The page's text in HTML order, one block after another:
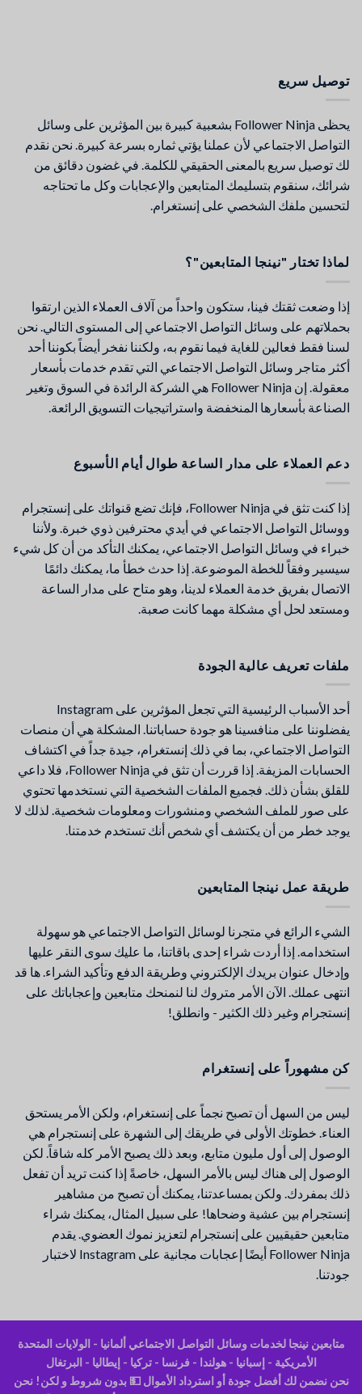
توصيل سريع
يحظى Follower Ninja بشعبية كبيرة بين المؤثرين على وسائل
التواصل الاجتماعي لأن عملنا يؤتي ثماره بسرعة كبيرة. نحن نقدم
لك توصيل سريع بالمعنى الحقيقي للكلمة. في غضون دقائق من
شرائك، سنقوم بتسليمك المتابعين والإعجابات وكل ما تحتاجه
لتحسين ملفك الشخصي على إنستغرام.
لماذا تختار "نينجا المتابعين"؟
إذا وضعت ثقتك فينا، ستكون واحداً من آلاف العملاء الذين ارتقوا
بحملاتهم على وسائل التواصل الاجتماعي إلى المستوى التالي. نحن
لسنا فقط فعالين للغاية فيما نقوم به، ولكننا نفخر أيضاً بكوننا أحد
أكثر متاجر وسائل التواصل الاجتماعي التي تقدم خدمات بأسعار
معقولة. إن Follower Ninja هي الشركة الرائدة في السوق وتغير
الصناعة بأسعارها المنخفضة واستراتيجيات التسويق الرائعة.
دعم العملاء على مدار الساعة طوال أيام الأسبوع
إذا كنت تثق في Follower Ninja، فإنك تضع قنواتك على إنستجرام
ووسائل التواصل الاجتماعي في أيدي محترفين ذوي خبرة. ولأننا
خبراء في وسائل التواصل الاجتماعي، يمكنك التأكد من أن كل شيء
سيسير وفقاً للخطة الموضوعة. إذا حدث خطأ ما، يمكنك دائمًا
الاتصال بفريق خدمة العملاء لدينا، وهو متاح على مدار الساعة
ومستعد لحل أي مشكلة مهما كانت صعبة.
ملفات تعريف عالية الجودة
أحد الأسباب الرئيسية التي تجعل المؤثرين على Instagram
يفضلوننا على منافسينا هو جودة حساباتنا. المشكلة هي أن منصات
التواصل الاجتماعي، بما في ذلك إنستغرام، جيدة جداً في اكتشاف
الحسابات المزيفة. إذا قررت أن تثق في Follower Ninja، فلا داعي
للقلق بشأن ذلك. فجميع الملفات الشخصية التي نستخدمها تحتوي
على صور للملف الشخصي ومنشورات ومعلومات شخصية. لذلك لا
يوجد خطر من أن يكتشف أي شخص أنك تستخدم خدمتنا.
طريقة عمل نينجا المتابعين
الشيء الرائع في متجرنا لوسائل التواصل الاجتماعي هو سهولة
استخدامه. إذا أردت شراء إحدى باقاتنا، ما عليك سوى النقر عليها
وإدخال عنوان بريدك الإلكتروني وطريقة الدفع وتأكيد الشراء. ها قد
انتهى عملك. الآن الأمر متروك لنا لنمنحك متابعين وإعجاباتك على
إنستجرام وغير ذلك الكثير - وانطلق!
كن مشهوراً على إنستغرام
ليس من السهل أن تصبح نجماً على إنستغرام، ولكن الأمر يستحق
العناء. خطوتك الأولى في طريقك إلى الشهرة على إنستجرام هي
الوصول إلى أول مليون متابع، وبعد ذلك يصبح الأمر كله شاقاً. لكن
الوصول إلى هناك ليس بالأمر السهل، خاصةً إذا كنت تريد أن تفعل
ذلك بمفردك. ولكن بمساعدتنا، يمكنك أن تصبح من مشاهير
إنستجرام بين عشية وضحاها! على سبيل المثال، يمكنك شراء
متابعين حقيقيين على إنستجرام لتعزيز نموك العضوي. يقدم
Follower Ninja أيضًا إعجابات مجانية على Instagram لاختبار
جودتنا.
متابعين نينجا لخدمات وسائل التواصل الاجتماعي ألمانيا - الولايات المتحدة
الأمريكية - إسبانيا - هولندا - فرنسا - تركيا - إيطاليا - البرتغال
نحن نضمن لك أفضل جودة أو استرداد الأموال 💵 بدون شروط و لكن! نحن